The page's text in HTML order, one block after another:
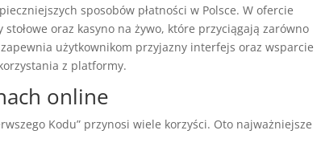
sposobów płatności w Polsce. W ofercie
oraz kasyno na żywo, które przyciągają zarówno
użytkownikom przyjazny interfejs oraz wsparcie
z platformy.
online
Kodu” przynosi wiele korzyści. Oto najważniejsze